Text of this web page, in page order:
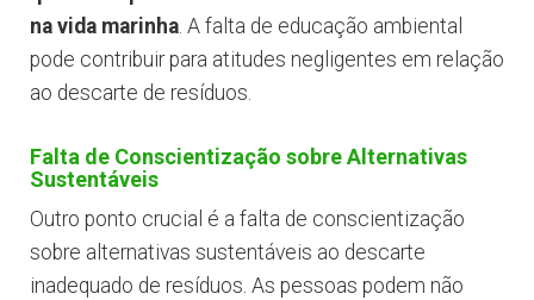
na vida marinha. A falta de educação ambiental
pode contribuir para atitudes negligentes em relação
ao descarte de resíduos.
Falta de Conscientização sobre Alternativas
Sustentáveis
Outro ponto crucial é a falta de conscientização
sobre alternativas sustentáveis ao descarte
inadequado de resíduos. As pessoas podem não